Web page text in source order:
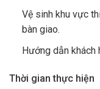
Vệ sinh khu vực
bàn giao.
Hướng dẫn khách
Thời gian thực hiện